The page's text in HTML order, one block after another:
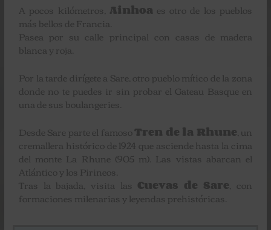
A pocos kilómetros, Ainhoaes otro de los pueblos
más bellos de Francia.
Pasea por su calle principal con casas de madera
blanca y roja.
Por la tarde dirígete a Sare, otro pueblo mítico de la zona
donde no te puedes ir sin probar el Gateau Basque en
una de sus boulangeries.
Desde Sare parte el famosoTren de la Rhune , un
cremallera histórico de 1924 que asciende hasta la cima
del monte La Rhune (905 m). Las vistas abarcan el
Atlántico y los Pirineos.
Tras la bajada, visita las Cuevas de Sare , con
formaciones milenarias y leyendas prehistóricas.